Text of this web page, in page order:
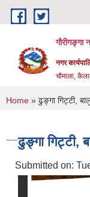
Skip to main content
गौरीगङ्गा
नगर
चौमाला,
You are
Home » ढुङ्गा गिट्टी,
ढुङ्गा गिट्टी,
Submitted on: